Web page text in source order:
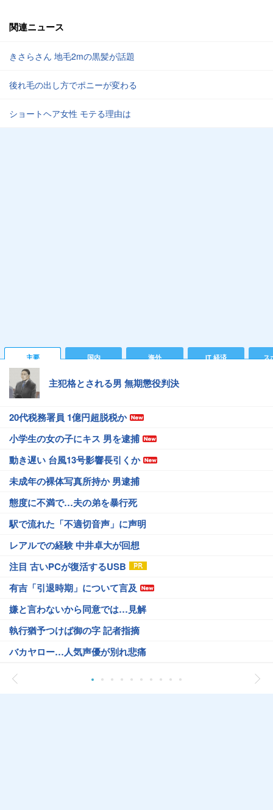
関連ニュース
きさらさん 地毛2mの黒髪が話題
後れ毛の出し方でポニーが変わる
ショートヘア女性 モテる理由は
主要 国内 海外 IT 経済 ス
主犯格とされる男 無期懲役判決
20代税務署員 1億円超脱税か
小学生の女の子にキス 男を逮捕
動き遅い 台風13号影響長引くか
未成年の裸体写真所持か 男逮捕
態度に不満で…夫の弟を暴行死
駅で流れた「不適切音声」に声明
レアルでの経験 中井卓大が回想
注目 古いPCが復活するUSB
有吉「引退時期」について言及
嫌と言わないから同意では…見解
執行猶予つけば御の字 記者指摘
バカヤロー…人気声優が別れ悲痛